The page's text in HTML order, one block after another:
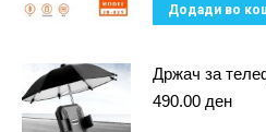
Додади во
Држач за
490.00 ден